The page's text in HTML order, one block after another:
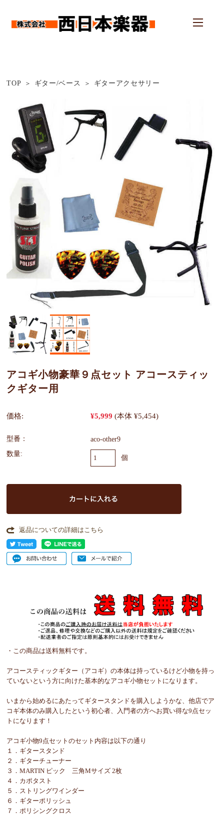
TOP ギター/ベース ギターアクセサリー
アコギ小物豪華９点セット アコースティッ
クギター用
価格: ¥5,999 (本体 ¥5,454)
型番：
aco-other9
数量:
個
返品についての詳細はこちら
・この商品は送料無料です。
アコースティックギター（アコギ）の本体は持っているけど小物を持っ
ていないという方に向けた基本的なアコギ小物セットになります。
いまから始めるにあたってギタースタンドを購入しようかな、他店でア
コギ本体のみ購入したという初心者、入門者の方へお買い得な9点セッ
トになります！
アコギ小物9点セットのセット内容は以下の通り
１．ギタースタンド
２．ギターチューナー
３．MARTIN ピック 三角Mサイズ 2枚
４．カポタスト
５．ストリングワインダー
６．ギターポリッシュ
７．ポリシングクロス